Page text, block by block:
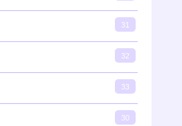
31
32
33
30